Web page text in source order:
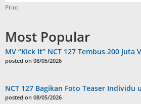
Print
Most Popular
MV “Kick It” NCT 127 Tembus 200 Juta
posted on 08/05/2026
NCT 127 Bagikan Foto Teaser Individu
posted on 08/05/2026